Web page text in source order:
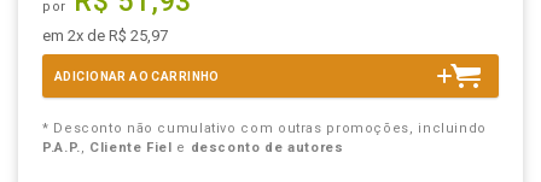
por
em 2x de R$ 25,97
ADICIONAR AO CARRINHO
* Desconto não cumulativo com outras promoções, incluindo
P.A.P., Cliente Fiel e desconto de autores